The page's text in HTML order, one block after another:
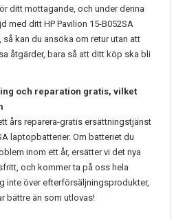
ditt mottagande, och under denna
med ditt HP Pavilion 15-B052SA
så kan du ansöka om retur utan att
åtgärder, bara så att ditt köp ska bli
och reparation gratis, vilket
års reparera-gratis ersättningstjänst
laptopbatterier. Om batteriet du
inom ett år, ersätter vi det nya
och kommer ta på oss hela
inte över efterförsäljningsprodukter,
bättre än som utlovas!